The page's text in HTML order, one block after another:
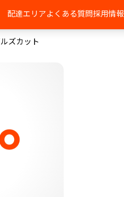
配達エリアよくある質問採用情報
ズカット